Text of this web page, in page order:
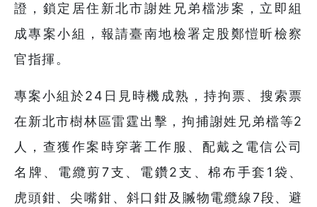
證，鎖定居住新北市謝姓兄弟檔涉案，立即組
成專案小組，報請臺南地檢署定股鄭愷昕檢察
官指揮。
專案小組於24日見時機成熟，持拘票、搜索票
在新北市樹林區雷霆出擊，拘捕謝姓兄弟檔等2
人，查獲作案時穿著工作服、配戴之電信公司
名牌、電纜剪7支、電鑽2支、棉布手套1袋、
虎頭鉗、尖嘴鉗、斜口鉗及贓物電纜線7段、避